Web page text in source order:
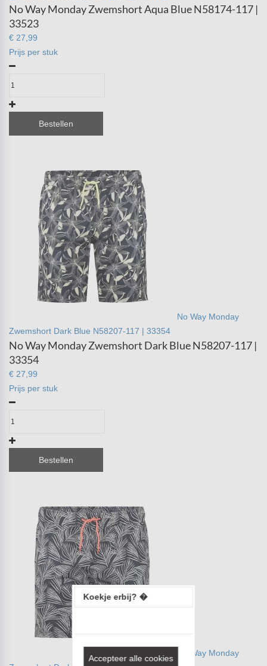
No Way Monday Zwemshort Aqua Blue N58174-117 |
33523
€ 27,99
Prijs per stuk
Bestellen
No Way Monday
Zwemshort Dark Blue N58207-117 | 33354
No Way Monday Zwemshort Dark Blue N58207-117 |
33354
€ 27,99
Prijs per stuk
Bestellen
No Way Monday
Koekje erbij? �
Accepteer alle cookies